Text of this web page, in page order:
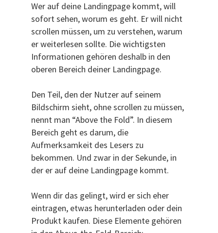
Wer auf deine Landingpage kommt, will
sofort sehen, worum es geht. Er will nicht
scrollen müssen, um zu verstehen, warum
er weiterlesen sollte. Die wichtigsten
Informationen gehören deshalb in den
oberen Bereich deiner Landingpage.
Den Teil, den der Nutzer auf seinem
Bildschirm sieht, ohne scrollen zu müssen,
nennt man “Above the Fold”. In diesem
Bereich geht es darum, die
Aufmerksamkeit des Lesers zu
bekommen. Und zwar in der Sekunde, in
der er auf deine Landingpage kommt.
Wenn dir das gelingt, wird er sich eher
eintragen, etwas herunterladen oder dein
Produkt kaufen. Diese Elemente gehören